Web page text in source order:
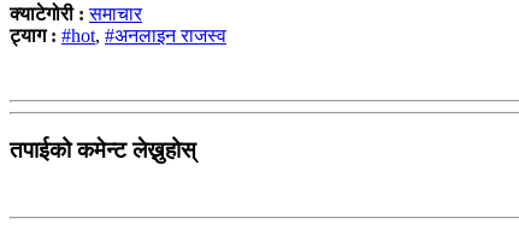
क्याटेगोरी :समाचार
ट्याग : #hot, #अनलाइन राजस्व
तपाईको कमेन्ट लेख्नुहोस्